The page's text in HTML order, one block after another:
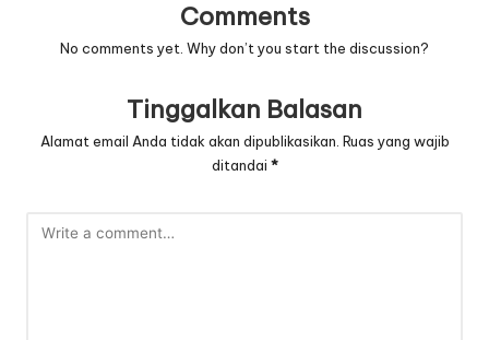
Comments
No comments yet. Why don’t you start the discussion?
Tinggalkan Balasan
Alamat email Anda tidak akan dipublikasikan. Ruas yang wajib
ditandai *